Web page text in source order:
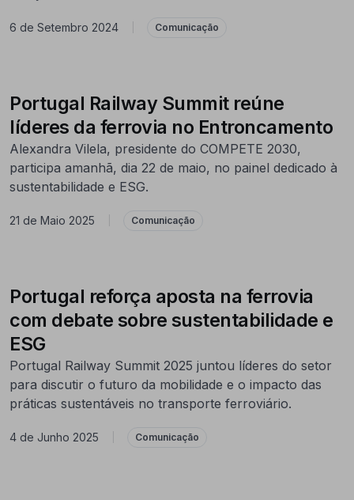
6 de Setembro 2024 Comunicação
Portugal Railway Summit reúne
líderes da ferrovia no Entroncamento
Alexandra Vilela, presidente do COMPETE 2030,
participa amanhã, dia 22 de maio, no painel dedicado à
sustentabilidade e ESG.
21 de Maio 2025 Comunicação
Portugal reforça aposta na ferrovia
com debate sobre sustentabilidade e
ESG
Portugal Railway Summit 2025 juntou líderes do setor
para discutir o futuro da mobilidade e o impacto das
práticas sustentáveis no transporte ferroviário.
4 de Junho 2025 Comunicação